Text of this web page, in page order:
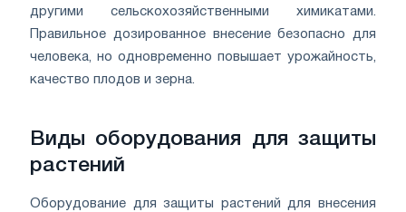
другими сельскохозяйственными химикатами.
Правильное дозированное внесение безопасно для
человека, но одновременно повышает урожайность,
качество плодов и зерна.
Виды оборудования для защиты
растений
Оборудование для защиты растений для внесения